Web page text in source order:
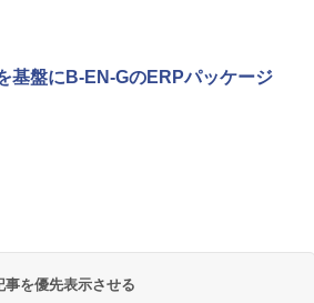
基盤にB-EN-GのERPパッケージ
を優先表示させる